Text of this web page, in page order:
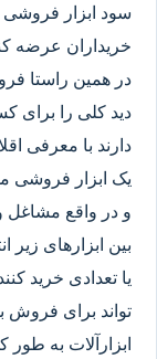
سود ابزار فروشی
خریداران عرضه
در همین راستا
دید کلی را برای
دارند با معرفی
یک ابزار فروشی
و در واقع مشاغل
بین ابزارهای زیر
یا تعدادی خرید
تواند برای فروش
ابزارآلات به